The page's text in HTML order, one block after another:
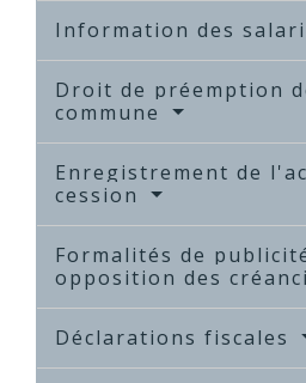
Information des
Droit de préemption
commune
Enregistrement de
cession
Formalités de
opposition des
Déclarations fiscales